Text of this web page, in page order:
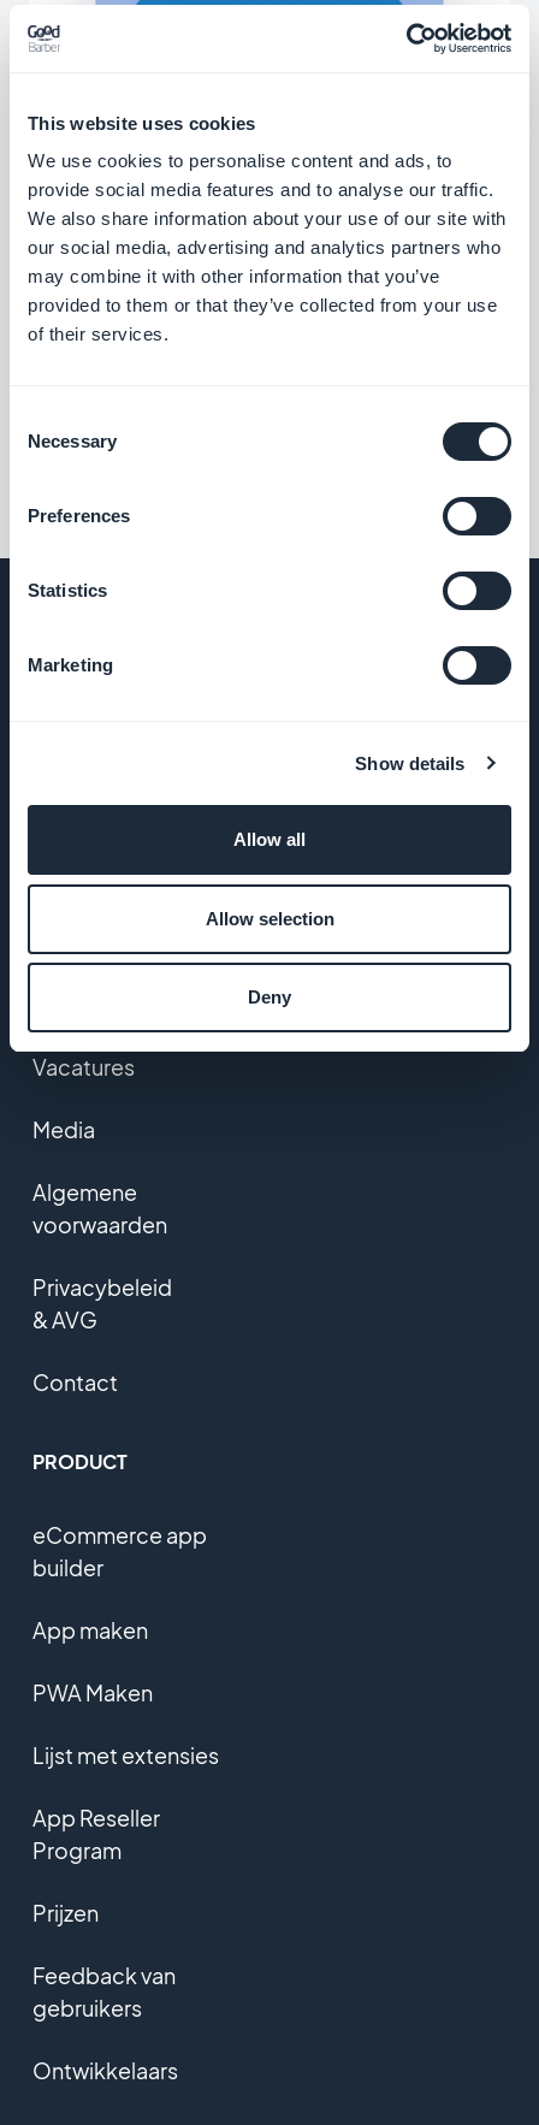
This website uses cookies
We use cookies to personalise content and ads, to
provide social media features and to analyse our traffic.
We also share information about your use of our site with
our social media, advertising and analytics partners who
may combine it with other information that you’ve
provided to them or that they’ve collected from your use
of their services.
Selection
Necessary
Preferences
Statistics
Marketing
Show details
Allow all
Allow selection
Deny
Bijbehorende
BEDRIJF
Geweldige
Vacatures
Media
Algemene
voorwaarden
Privacybeleid
& AVG
Contact
PRODUCT
eCommerce app
builder
App maken
PWA Maken
Lijst met extensies
App Reseller
Program
Prijzen
Feedback van
gebruikers
Ontwikkelaars